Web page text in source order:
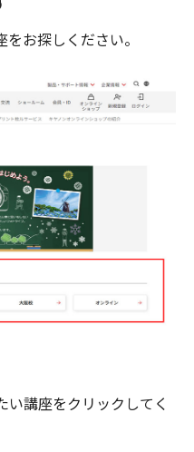
お探しください。
講座をクリックしてく